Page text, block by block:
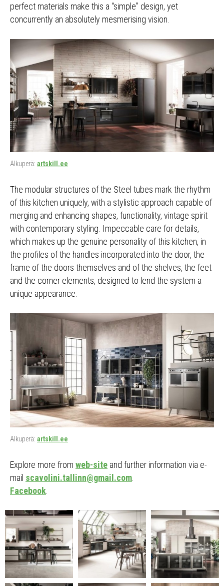
perfect materials make this a “simple” design, yet
concurrently an absolutely mesmerising vision.
Alkuperä: artskill.ee
The modular structures of the Steel tubes mark the rhythm
of this kitchen uniquely, with a stylistic approach capable of
merging and enhancing shapes, functionality, vintage spirit
with contemporary styling. Impeccable care for details,
which makes up the genuine personality of this kitchen, in
the profiles of the handles incorporated into the door, the
frame of the doors themselves and of the shelves, the feet
and the corner elements, designed to lend the system a
unique appearance.
Alkuperä: artskill.ee
Explore more from web-site and further information via e-
mail scavolini.tallinn@gmail.com
Facebook